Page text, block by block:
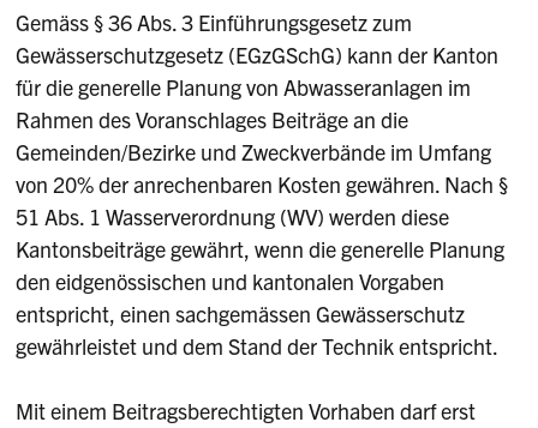
Gemäss § 36 Abs. 3 Einführungsgesetz zum
Gewässerschutzgesetz (EGzGSchG) kann der Kanton
für die generelle Planung von Abwasseranlagen im
Rahmen des Voranschlages Beiträge an die
Gemeinden/Bezirke und Zweckverbände im Umfang
von 20% der anrechenbaren Kosten gewähren. Nach §
51 Abs. 1 Wasserverordnung (WV) werden diese
Kantonsbeiträge gewährt, wenn die generelle Planung
den eidgenössischen und kantonalen Vorgaben
entspricht, einen sachgemässen Gewässerschutz
gewährleistet und dem Stand der Technik entspricht.
Mit einem Beitragsberechtigten Vorhaben darf erst